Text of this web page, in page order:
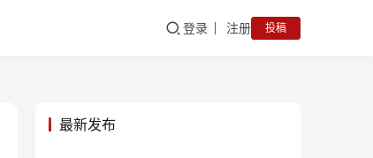
登录 注册 投稿
最新发布